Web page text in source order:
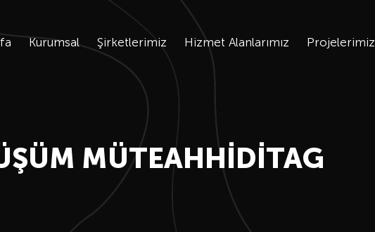
Kurumsal Şirketlerimiz Hizmet Alanlarımız Projelerimiz
MÜTEAHHIDITAG